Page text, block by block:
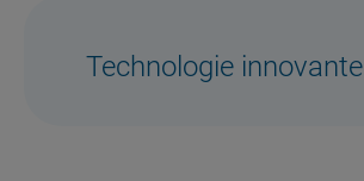
Technologie innovante